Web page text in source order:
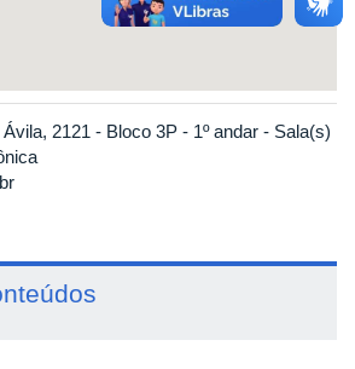
2121 - Bloco 3P - 1º andar - Sala(s)